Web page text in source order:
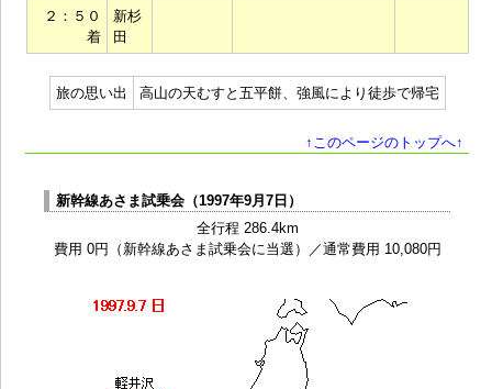
２：５０
着
新杉
田
旅の思い出 高山の天むすと五平餅、強風により徒歩で帰宅
↑このページのトップへ↑
新幹線あさま試乗会（1997年9月7日）
全行程 286.4km
費用 0円（新幹線あさま試乗会に当選）／通常費用 10,080円